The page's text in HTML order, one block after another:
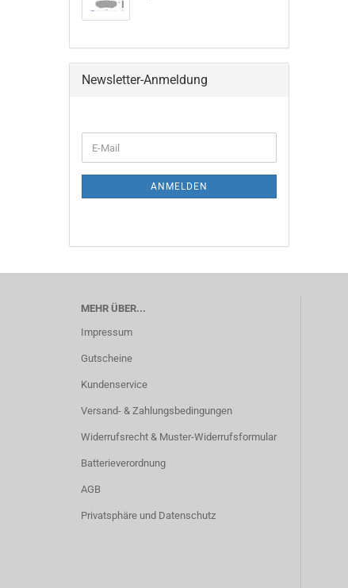
Newsletter-Anmeldung
E-
Mail
ANMELDEN
MEHR ÜBER...
Impressum
Gutscheine
Kundenservice
Versand- & Zahlungsbedingungen
Widerrufsrecht & Muster-Widerrufsformular
Batterieverordnung
AGB
Privatsphäre und Datenschutz